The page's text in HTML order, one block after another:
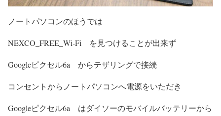
ノートパソコンのほうでは
NEXCO_FREE_Wi-Fi を見つけることが出来ず
Googleピクセル6a からテザリングで接続
コンセントからノートパソコンへ電源をいただき
Googleピクセル6a はダイソーのモバイルバッテリーから